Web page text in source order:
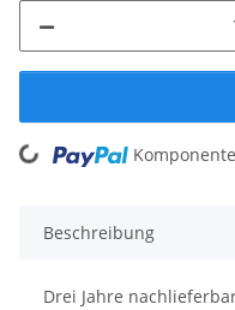
Loading...
Beschreibung
Drei Jahre